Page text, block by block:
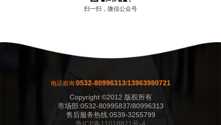
扫一扫，微信公众号
电话咨询:0532-80996313/13963980721
Copyright ©2012 版权所有
市场部:0532-80995837/80996313
售后服务热线:0539-3255799